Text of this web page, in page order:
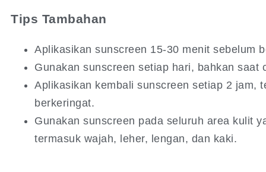
Tips Tambahan
Aplikasikan sunscreen 15-30 menit sebelum
Gunakan sunscreen setiap hari, bahkan saat
Aplikasikan kembali sunscreen setiap 2 jam,
berkeringat.
Gunakan sunscreen pada seluruh area kulit
termasuk wajah, leher, lengan, dan kaki.